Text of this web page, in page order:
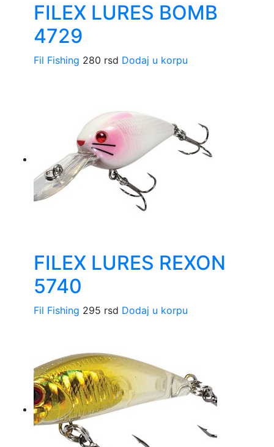
FILEX LURES BOMB
4729
Fil Fishing 280 rsd Dodaj u korpu
FILEX LURES REXON
5740
Fil Fishing 295 rsd Dodaj u korpu